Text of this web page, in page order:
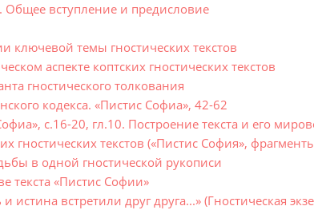
вступление и предисловие
темы гностических текстов
аспекте коптских гностических текстов
гностического толкования
кодекса. «Пистис Софиа», 42-62
с.16-20, гл.10. Построение текста и его
гностических текстов («Пистис София»,
в одной гностической рукописи
текста «Пистис Софии»
встретили друг друга...» (Гностическая